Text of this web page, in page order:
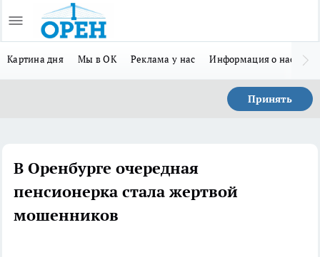
Картина дня Мы в ОК Реклама у нас Информация о нас
Принять
В Оренбурге очередная
пенсионерка стала жертвой
мошенников